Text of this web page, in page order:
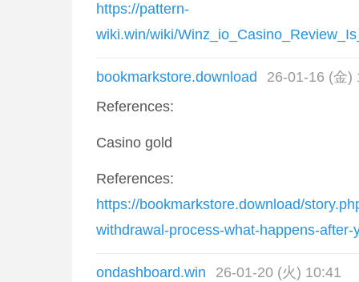
https://pattern-
wiki.win/wiki/
bookmarkstore.download
26-01-16 (金)
References:
Casino gold
References:
https://bookmarkstore.download/
withdrawal-process-what-happens-after-
ondashboard.win
26-01-20 (火) 10:41